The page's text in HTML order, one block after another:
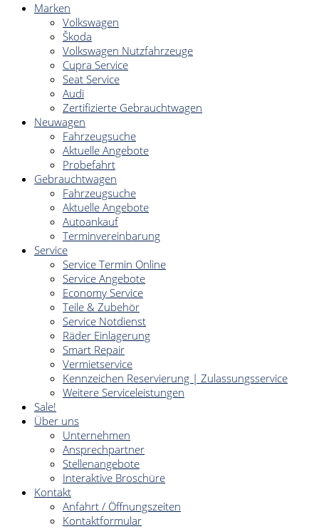
Marken
Volkswagen
Škoda
Volkswagen Nutzfahrzeuge
Cupra Service
Seat Service
Audi
Zertifizierte Gebrauchtwagen
Neuwagen
Fahrzeugsuche
Aktuelle Angebote
Probefahrt
Gebrauchtwagen
Fahrzeugsuche
Aktuelle Angebote
Autoankauf
Terminvereinbarung
Service
Service Termin Online
Service Angebote
Economy Service
Teile & Zubehör
Service Notdienst
Räder Einlagerung
Smart Repair
Vermietservice
Kennzeichen Reservierung | Zulassungsservice
Weitere Serviceleistungen
Sale!
Über uns
Unternehmen
Ansprechpartner
Stellenangebote
Interaktive Broschüre
Kontakt
Anfahrt / Öffnungszeiten
Kontaktformular